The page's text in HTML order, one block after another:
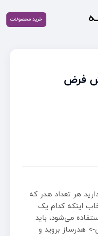
خرید محصولات
فرض
هر تعداد هدر که
اینکه کدام یک
می‌شود، باید
هدرساز بروید و